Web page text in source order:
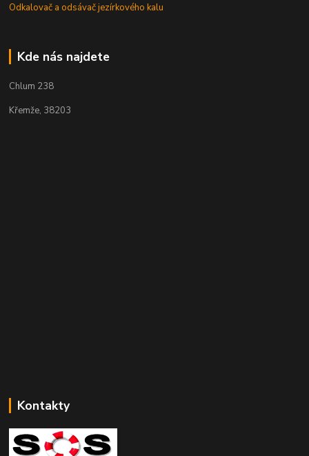
Odkalovač a odsávač jezírkového kalu
Kde nás najdete
Chlum 238
Křemže, 38203
Kontakty